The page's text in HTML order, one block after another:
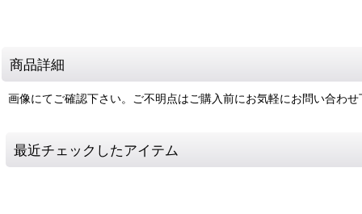
商品詳細
画像にてご確認下さい。ご不明点はご購入前にお気軽にお問い合わせ
最近チェックしたアイテム